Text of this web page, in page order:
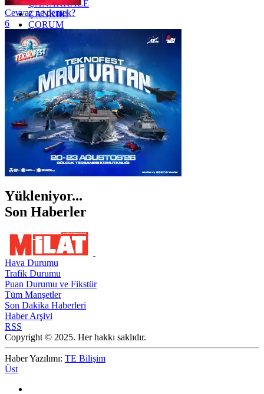
ÇANAKKALE
ÇANKIRI
ÇORUM
İSTANBUL
İZMİR
ŞANLIURFA
ŞIRNAK
Cevvaz ne demek?
6
Yükleniyor...
Son Haberler
Hava Durumu
Trafik Durumu
Puan Durumu ve Fikstür
Tüm Manşetler
Son Dakika Haberleri
Haber Arşivi
RSS
Copyright © 2025. Her hakkı saklıdır.
Haber Yazılımı: TE Bilişim
Üst